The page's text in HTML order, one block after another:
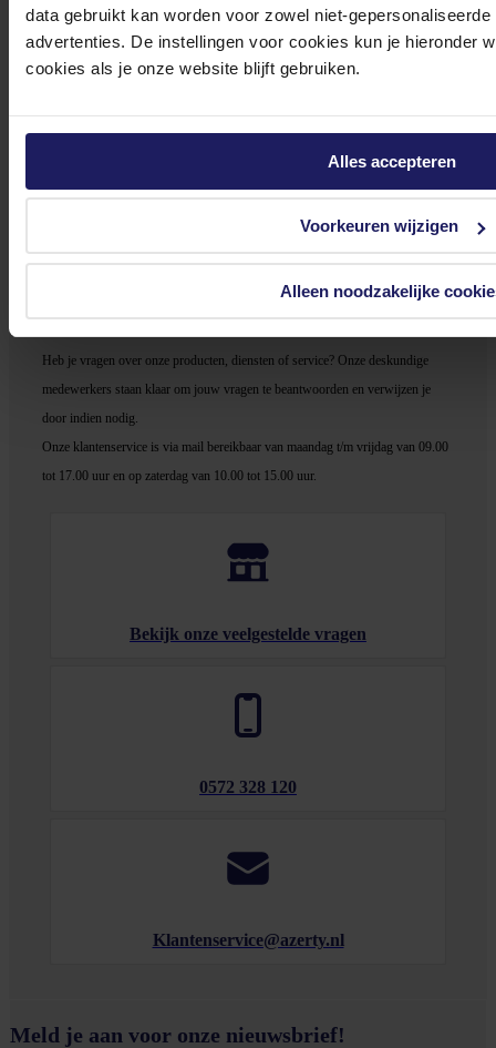
data gebruikt kan worden voor zowel niet-
advertenties. De instellingen voor cookies kun je hieronder
cookies als je onze website blijft gebruiken.
Alles accepteren
Voorkeuren wijzigen
Alleen noodzakelijke
ATX12V 2.52 - 80 PLus Gold - 1250 Watt - modulair - 100-240 Volt wisselstroom V -
Incl. 21% BTW
Stel jouw vragen aan onze klantenservice!
Heb je vragen over onze producten, diensten of service? Onze deskundige
medewerkers staan klaar om jouw vragen te beantwoorden en verwijzen je
door indien nodig.
Onze klantenservice is via mail bereikbaar van maandag t/m vrijdag van 09.00
tot 17.00 uur en op zaterdag van 10.00 tot 15.00 uur.
Bekijk onze veelgestelde vragen
0572 328 120
Klantenservice@azerty.nl
Meld je aan voor onze nieuwsbrief!